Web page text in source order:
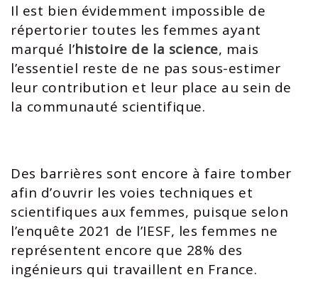
Il est bien évidemment impossible de
répertorier toutes les femmes ayant
marqué l’histoire de la science, mais
l’essentiel reste de ne pas sous-estimer
leur contribution et leur place au sein de
la communauté scientifique.
Des barrières sont encore à faire tomber
afin d’ouvrir les voies techniques et
scientifiques aux femmes, puisque selon
l’enquête 2021 de l’IESF, les femmes ne
représentent encore que 28% des
ingénieurs qui travaillent en France.